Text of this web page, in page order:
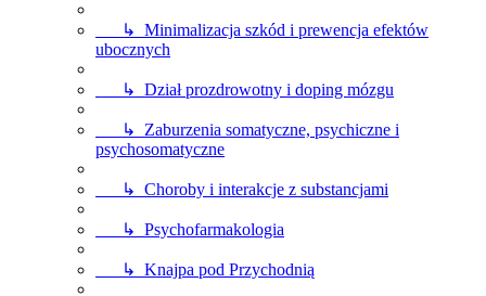
↳ Minimalizacja szkód i prewencja efektów
ubocznych
↳ Dział prozdrowotny i doping mózgu
↳ Zaburzenia somatyczne, psychiczne i
psychosomatyczne
↳ Choroby i interakcje z substancjami
↳ Psychofarmakologia
↳ Knajpa pod Przychodnią